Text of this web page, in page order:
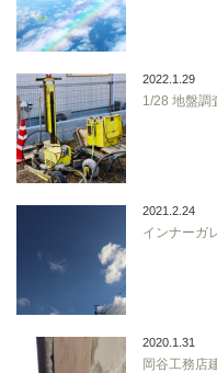
2022.1.29
1/28 地盤調
2021.2.24
インナーガ
2020.1.31
岡谷工務店